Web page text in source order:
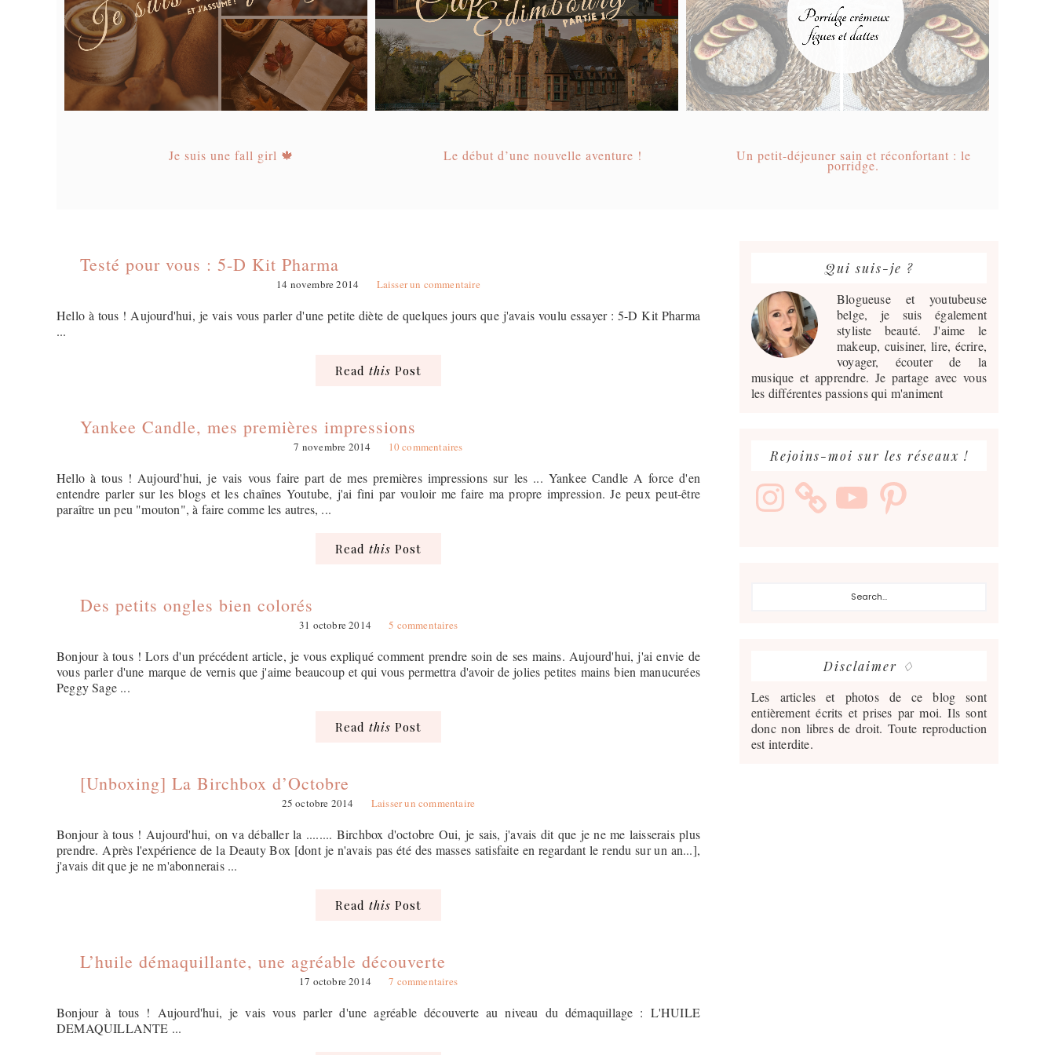
Je suis une fall girl 🍁 Le début d’une nouvelle aventure ! Un petit-déjeuner sain et réconfortant : le
porridge.
Testé pour vous : 5-D Kit Pharma
14 novembre 2014 Laisser un commentaire
Hello à tous ! Aujourd'hui, je vais vous parler d'une petite diète de quelques jours que j'avais voulu essayer : 5-D Kit Pharma
...
Read this Post
Yankee Candle, mes premières impressions
7 novembre 2014 10 commentaires
Hello à tous ! Aujourd'hui, je vais vous faire part de mes premières impressions sur les ... Yankee Candle A force d'en
entendre parler sur les blogs et les chaînes Youtube, j'ai fini par vouloir me faire ma propre impression. Je peux peut-être
paraître un peu "mouton", à faire comme les autres, ...
Read this Post
Des petits ongles bien colorés
31 octobre 2014 5 commentaires
Bonjour à tous ! Lors d'un précédent article, je vous expliqué comment prendre soin de ses mains. Aujourd'hui, j'ai envie de
vous parler d'une marque de vernis que j'aime beaucoup et qui vous permettra d'avoir de jolies petites mains bien manucurées
Peggy Sage ...
Read this Post
[Unboxing] La Birchbox d’Octobre
25 octobre 2014 Laisser un commentaire
Bonjour à tous ! Aujourd'hui, on va déballer la ........ Birchbox d'octobre Oui, je sais, j'avais dit que je ne me laisserais plus
prendre. Après l'expérience de la Deauty Box [dont je n'avais pas été des masses satisfaite en regardant le rendu sur un an...],
j'avais dit que je ne m'abonnerais ...
Read this Post
L’huile démaquillante, une agréable découverte
17 octobre 2014 7 commentaires
Bonjour à tous ! Aujourd'hui, je vais vous parler d'une agréable découverte au niveau du démaquillage : L'HUILE
DEMAQUILLANTE ...
Qui suis-je ?
Blogueuse et youtubeuse
belge, je suis également
styliste beauté. J'aime le
makeup, cuisiner, lire, écrire,
voyager, écouter de la
musique et apprendre. Je partage avec vous
les différentes passions qui m'animent
Rejoins-moi sur les réseaux !
Instagram
YouTube Pinterest
Disclaimer ♢
Les articles et photos de ce blog sont
entièrement écrits et prises par moi. Ils sont
donc non libres de droit. Toute reproduction
est interdite.